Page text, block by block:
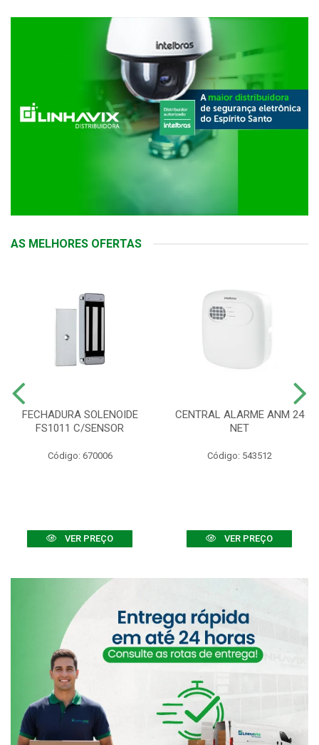
AS MELHORES OFERTAS
FECHADURA SOLENOIDE
FS1011 C/SENSOR
Código: 670006
VER PREÇO
CENTRAL ALARME ANM 24
NET
Código: 543512
VER PREÇO